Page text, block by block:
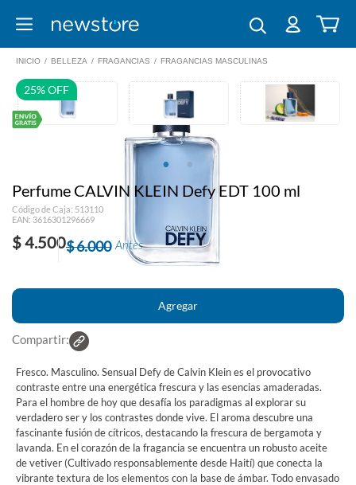
INICIO / BELLEZA / FRAGANCIAS / FRAGANCIAS MASCULINAS
25% OFF
Perfume CALVIN KLEIN Defy EDT 100 ml
Código de Caja: 513110
EAN: 3616301296669
$ 4.500 Antes
$ 6.000
Compartir:
Fresco. Masculino. Sensual Defy de Calvin Klein es el provocativo
contraste entre una energética frescura y las esencias amaderadas.
Para el hombre de hoy que desafía los paradigmas al explorar su
verdadero ser y los contrastes donde vive. El aroma descubre una
fascinante fusión de cítricos, destacando la frescura de bergamota y
lavanda. En el corazón de la fragancia se encuentra un robusto aceite
de vetiver (Cultivado responsablemente desde Haití) que conecta la
vibrante textura de los elementos con la base de ámbar. Todo envasado